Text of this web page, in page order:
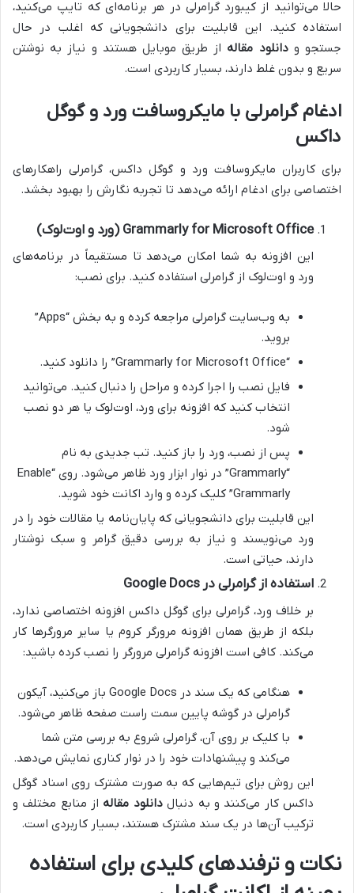
حالا می‌توانید از کیبورد گرامرلی در هر برنامه‌ای که تایپ می‌کنید،
استفاده کنید. این قابلیت برای دانشجویانی که اغلب در حال
جستجو ودانلود مقاله از طریق موبایل هستند و نیاز به نوشتن
سریع و بدون غلط دارند، بسیار کاربردی است.
ادغام گرامرلی با مایکروسافت ورد و گوگل
داکس
برای کاربران مایکروسافت ورد و گوگل داکس، گرامرلی راهکارهای
اختصاصی برای ادغام ارائه می‌دهد تا تجربه نگارش را بهبود بخشد.
Grammarly for Microsoft Office (ورد و اوت‌لوک)
این افزونه به شما امکان می‌دهد تا مستقیماً در برنامه‌های
ورد و اوت‌لوک از گرامرلی استفاده کنید. برای نصب:
به وب‌سایت گرامرلی مراجعه کرده و به بخش “Apps”
بروید.
“Grammarly for Microsoft Office” را دانلود کنید.
فایل نصب را اجرا کرده و مراحل را دنبال کنید. می‌توانید
انتخاب کنید که افزونه برای ورد، اوت‌لوک یا هر دو نصب
شود.
پس از نصب، ورد را باز کنید. تب جدیدی به نام
“Grammarly” در نوار ابزار ورد ظاهر می‌شود. روی “Enable
Grammarly” کلیک کرده و وارد اکانت خود شوید.
این قابلیت برای دانشجویانی که پایان‌نامه یا مقالات خود را در
ورد می‌نویسند و نیاز به بررسی دقیق گرامر و سبک نوشتار
دارند، حیاتی است.
استفاده از گرامرلی در Google Docs
بر خلاف ورد، گرامرلی برای گوگل داکس افزونه اختصاصی ندارد،
بلکه از طریق همان افزونه مرورگر کروم یا سایر مرورگرها کار
می‌کند. کافی است افزونه گرامرلی مرورگر را نصب کرده باشید:
هنگامی که یک سند در Google Docs باز می‌کنید، آیکون
گرامرلی در گوشه پایین سمت راست صفحه ظاهر می‌شود.
با کلیک بر روی آن، گرامرلی شروع به بررسی متن شما
می‌کند و پیشنهادات خود را در نوار کناری نمایش می‌دهد.
این روش برای تیم‌هایی که به صورت مشترک روی اسناد گوگل
داکس کار می‌کنند و به دنبالدانلود مقاله از منابع مختلف و
ترکیب آن‌ها در یک سند مشترک هستند، بسیار کاربردی است.
نکات و ترفندهای کلیدی برای استفاده